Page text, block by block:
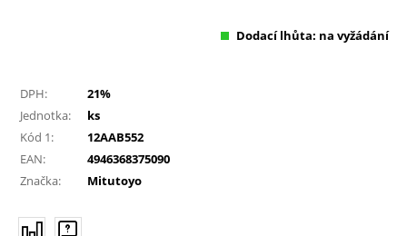
Dodací lhůta: na vyžádání
DPH:
21%
Jednotka:
ks
Kód 1:
12AAB552
EAN:
4946368375090
Značka:
Mitutoyo